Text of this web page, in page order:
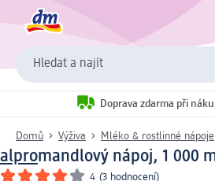
Hledat a najít
Doprava zdarma při
Domů Výživa Mléko & rostlinné nápoje
alpromandlový nápoj, 1 000
4 (3 hodnocení)